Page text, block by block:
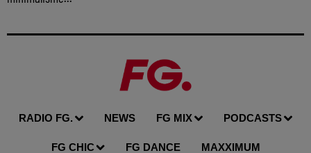
RADIO FG. NEWS FG MIX PODCASTS
FG CHIC FG DANCE MAXXIMUM